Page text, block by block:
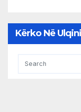
Kërko Në